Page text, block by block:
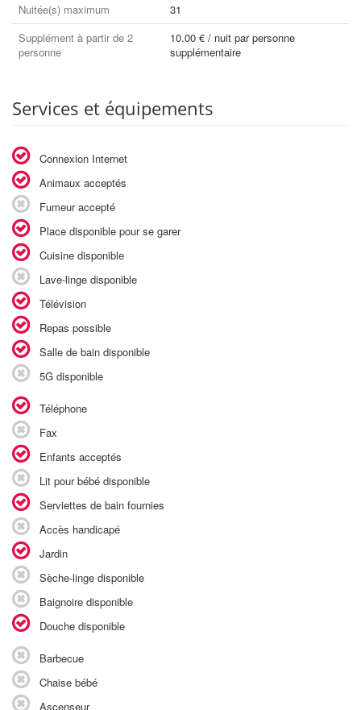
Nuitée(s) maximum
31
Supplément à partir de 2
personne
10.00 € / nuit par personne
supplémentaire
Services et équipements
Connexion Internet
Animaux acceptés
Fumeur accepté
Place disponible pour se garer
Cuisine disponible
Lave-linge disponible
Télévision
Repas possible
Salle de bain disponible
5G disponible
Téléphone
Fax
Enfants acceptés
Lit pour bébé disponible
Serviettes de bain fournies
Accès handicapé
Jardin
Sèche-linge disponible
Baignoire disponible
Douche disponible
Barbecue
Chaise bébé
Ascenseur